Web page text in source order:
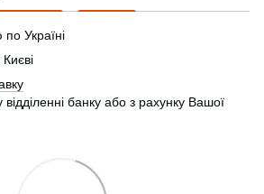
Україні
відділенні банку або з рахунку Вашої